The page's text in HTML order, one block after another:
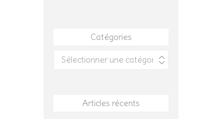
Catégories
Catégories
Articles récents